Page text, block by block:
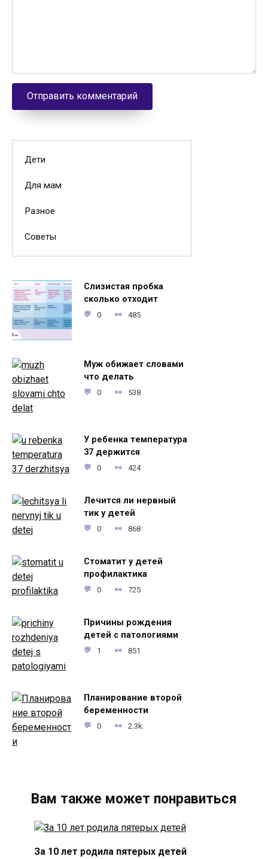
Дети
Для мам
Разное
Советы
Слизистая пробка
сколько отходит
0 485
Муж обижает словами
что делать
0 538
У ребенка температура
37 держится
0 424
Лечится ли нервный
тик у детей
0 868
Стоматит у детей
профилактика
0 725
Причины рождения
детей с патологиями
1 851
Планирование второй
беременности
0 2.3k.
Вам также может понравиться
За 10 лет родила пятерых детей